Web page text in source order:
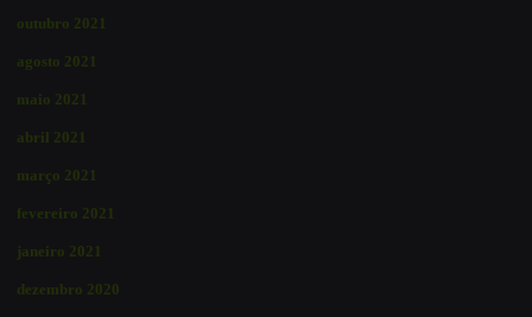
outubro 2021
agosto 2021
maio 2021
abril 2021
março 2021
fevereiro 2021
janeiro 2021
dezembro 2020